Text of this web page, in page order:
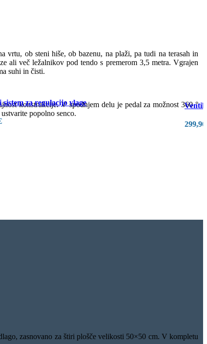
vrtu, ob steni hiše, ob bazenu, na plaži, pa tudi na terasah in
ali več ležalnikov pod tendo s premerom 3,5 metra. Vgrajen
suhi in čisti.
konstrukcije. V spodnjem delu je pedal za možnost 360 °
popolno senco.
zasnovano za štiri plošče velikosti 50×50 cm. V kompletu
za regulacijo vlage